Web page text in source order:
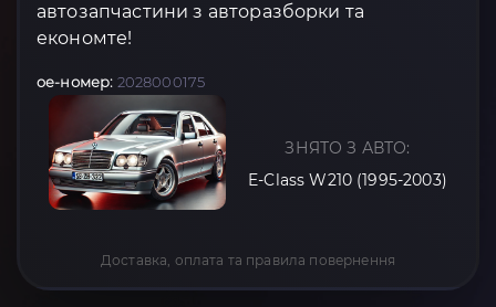
автозапчастини з авторазборки та
економте!
oe-номер: 2028000175
ЗНЯТО З АВТО:
E-Class W210 (1995-2003)
Доставка, оплата та правила повернення